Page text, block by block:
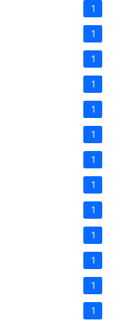
1
1
1
1
1
1
1
1
1
1
1
1
1